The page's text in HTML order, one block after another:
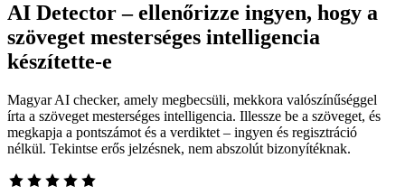
AI Detector – ellenőrizze ingyen, hogy a
szöveget mesterséges intelligencia
készítette-e
Magyar AI checker, amely megbecsüli, mekkora valószínűséggel
írta a szöveget mesterséges intelligencia. Illessze be a szöveget, és
megkapja a pontszámot és a verdiktet – ingyen és regisztráció
nélkül. Tekintse erős jelzésnek, nem abszolút bizonyítéknak.